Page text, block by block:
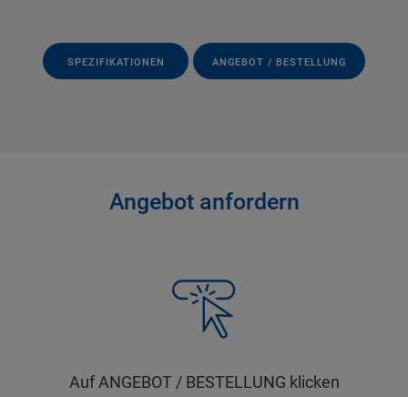
SPEZIFIKATIONEN ANGEBOT / BESTELLUNG
Angebot anfordern
Auf ANGEBOT / BESTELLUNG klicken